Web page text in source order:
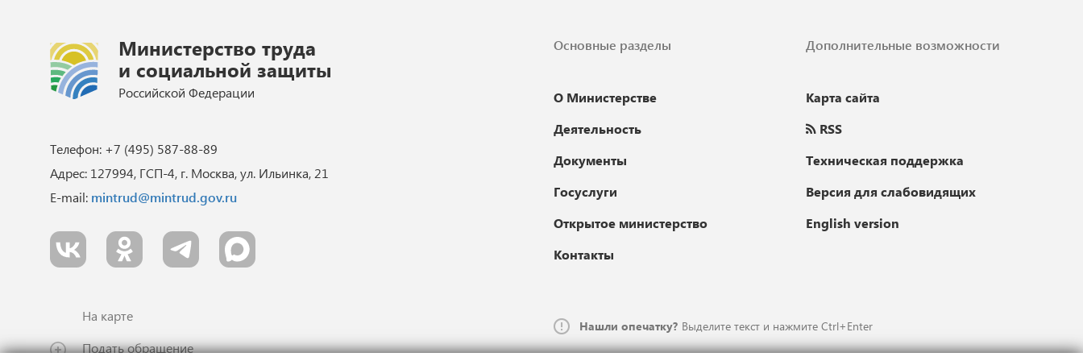
Министерство труда
и социальной защиты
Российской Федерации
Телефон: +7 (495) 587-88-89
Адрес: 127994, ГСП-4, г. Москва, ул. Ильинка, 21
E-mail: mintrud@mintrud.gov.ru
На карте
Подать обращение
Основные разделы
О Министерстве
Деятельность
Документы
Госуслуги
Открытое министерство
Контакты
Дополнительные возможности
Карта сайта
RSS
Техническая поддержка
Версия для слабовидящих
English version
Нашли опечатку? Выделите текст и нажмите Ctrl+Enter